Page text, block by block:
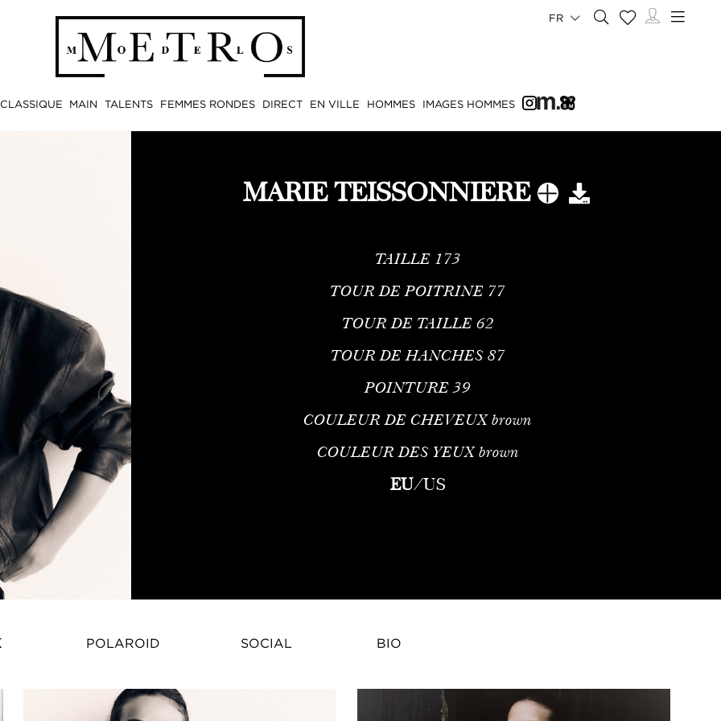
CLASSIQUE MAIN TALENTS FEMMES RONDES DIRECT EN VILLE HOMMES IMAGES HOMMES
FR
MARIE TEISSONNIERE
TAILLE 173
TOUR DE POITRINE 77
TOUR DE TAILLE 62
TOUR DE HANCHES 87
POINTURE 39
COULEUR DE CHEVEUXbrown
COULEUR DES YEUXbrown
EU/US
Marie Teissonniere – Mannequin de Mode InternationaleProfil Professionnel et
POLAROID SOCIAL BIO